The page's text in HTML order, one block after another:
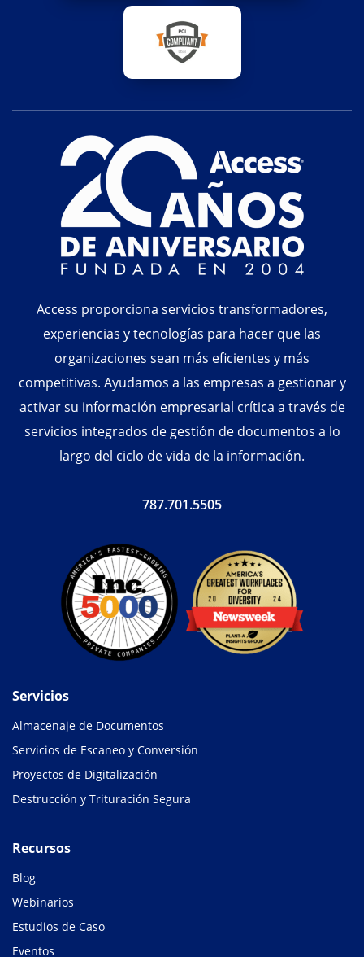
Access proporciona servicios transformadores,
experiencias y tecnologías para hacer que las
organizaciones sean más eficientes y más
competitivas. Ayudamos a las empresas a gestionar y
activar su información empresarial crítica a través de
servicios integrados de gestión de documentos a lo
largo del ciclo de vida de la información.
787.701.5505
Servicios
Almacenaje de Documentos
Servicios de Escaneo y Conversión
Proyectos de Digitalización
Destrucción y Trituración Segura
Recursos
Blog
Webinarios
Estudios de Caso
Eventos